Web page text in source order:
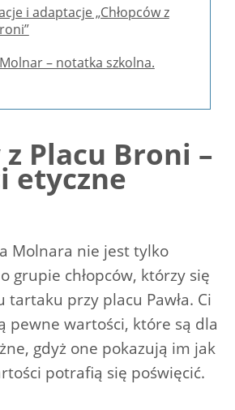
i adaptacje „Chłopców z
– notatka szkolna.
z Placu Broni –
etyczne
Molnara nie jest tylko
grupie chłopców, którzy się
tartaku przy placu Pawła. Ci
pewne wartości, które są dla
gdyż one pokazują im jak
potrafią się poświęcić.